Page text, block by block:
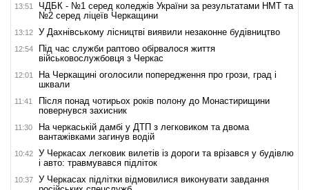
13:51
ЧДБК - №1 серед коледжів України за результатами НМТ та
№2 серед ліцеїв Черкащини
13:12 У Дахнівському лісництві виявили незаконне будівництво
12:54
Під час служби раптово обірвалося життя
військовослужбовця з Черкас
12:01
На Черкащині оголосили попередження про грози, град і
шквали
11:41
Після понад чотирьох років полону до Монастирищини
повернувся захисник
11:30
На черкаській дамбі у ДТП з легковиком та двома
вантажівками загинув водій
10:42
У Черкасах легковик вилетів із дороги та врізався у будівлю
і авто: травмувався підліток
10:37
У Черкасах підлітки відмовилися виконувати завдання